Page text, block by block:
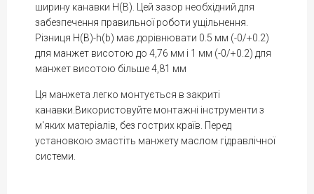
ширину канавки H(В). Цей зазор необхідний для
забезпечення правильної роботи ущільнення.
Різниця H(B)-h(b) має дорівнювати 0.5 мм (-0/+0.2)
для манжет висотою до 4,76 мм і 1 мм (-0/+0.2) для
манжет висотою більше 4,81 мм
Ця манжета легко монтується в закриті
канавки.Використовуйте монтажні інструменти з
м'яких матеріалів, без гострих країв. Перед
установкою змастіть манжету маслом гідравлічної
системи.